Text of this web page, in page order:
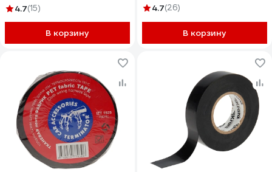
4.7(15)
В корзину
4.7(26)
В корзину